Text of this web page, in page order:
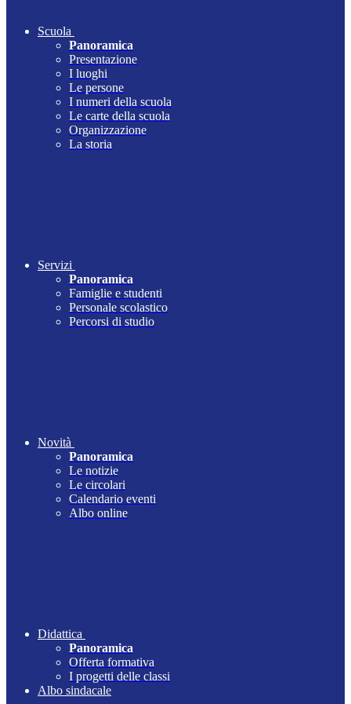
Scuola
Panoramica
Presentazione
I luoghi
Le persone
I numeri della scuola
Le carte della scuola
Organizzazione
La storia
Servizi
Panoramica
Famiglie e studenti
Personale scolastico
Percorsi di studio
Novità
Panoramica
Le notizie
Le circolari
Calendario eventi
Albo online
Didattica
Panoramica
Offerta formativa
I progetti delle classi
Albo sindacale